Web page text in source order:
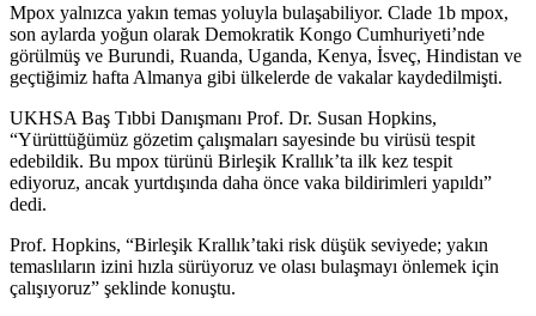
Mpox yalnızca yakın temas yoluyla bulaşabiliyor. Clade 1b mpox,
son aylarda yoğun olarak Demokratik Kongo Cumhuriyeti’nde
görülmüş ve Burundi, Ruanda, Uganda, Kenya, İsveç, Hindistan ve
geçtiğimiz hafta Almanya gibi ülkelerde de vakalar kaydedilmişti.
UKHSA Baş Tıbbi Danışmanı Prof. Dr. Susan Hopkins,
“Yürüttüğümüz gözetim çalışmaları sayesinde bu virüsü tespit
edebildik. Bu mpox türünü Birleşik Krallık’ta ilk kez tespit
ediyoruz, ancak yurtdışında daha önce vaka bildirimleri yapıldı”
dedi.
Prof. Hopkins, “Birleşik Krallık’taki risk düşük seviyede; yakın
temaslıların izini hızla sürüyoruz ve olası bulaşmayı önlemek için
çalışıyoruz” şeklinde konuştu.